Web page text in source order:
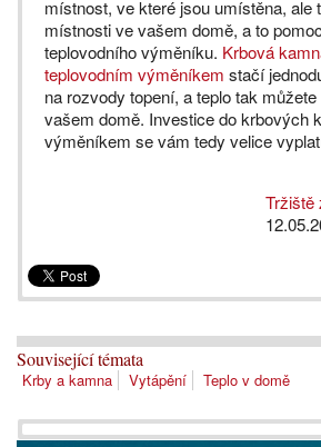
místnost, ve které jsou umístěna, ale
místnosti ve vašem domě, a to
teplovodního výměníku. Krbová
teplovodním výměníkem stačí
na rozvody topení, a teplo tak
vašem domě. Investice do krbových
výměníkem se vám tedy velice
Tržiště
Související témata
Krby a kamna Vytápění Teplo v domě